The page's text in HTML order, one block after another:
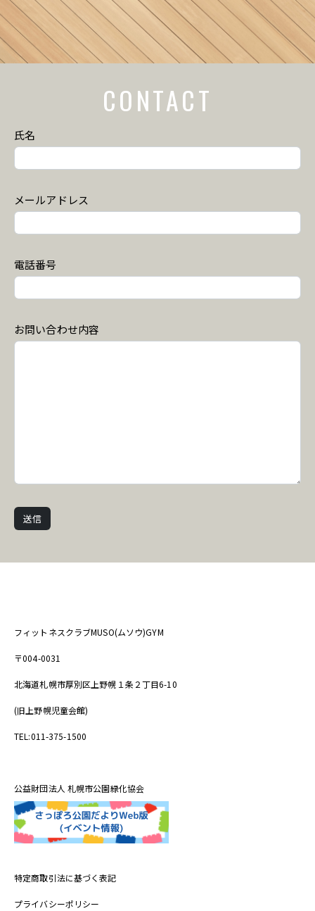
CONTACT
氏名
メールアドレス
電話番号
お問い合わせ内容
フィットネスクラブMUSO(ムソウ)GYM
〒004-0031
北海道札幌市厚別区上野幌１条２丁目6-10
(旧上野幌児童会館)
TEL:011-375-1500
公益財団法人 札幌市公園緑化協会
特定商取引法に基づく表記
プライバシーポリシー